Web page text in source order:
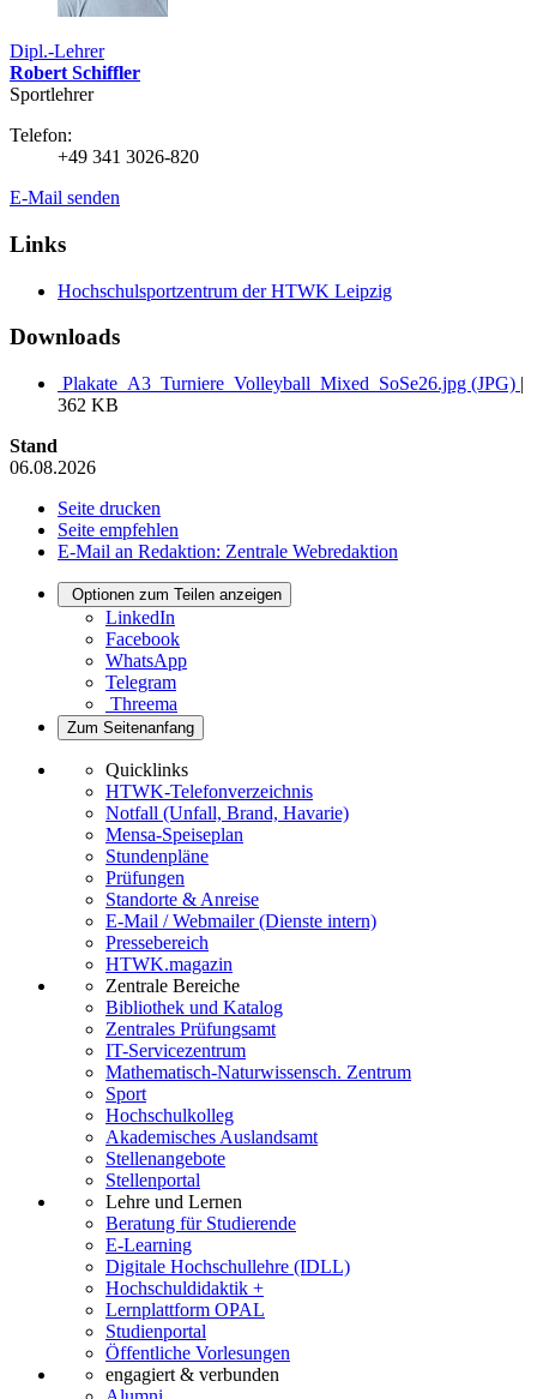
Dipl.-Lehrer
Robert Schiffler
Sportlehrer
Telefon:
+49 341 3026-820
E-Mail senden
Links
Hochschulsportzentrum der HTWK Leipzig
Downloads
Plakate_A3_Turniere_Volleyball_Mixed_SoSe26.jpg (JPG) |
362 KB
Stand
06.08.2026
Seite drucken
Seite empfehlen
E-Mail an Redaktion: Zentrale Webredaktion
Optionen zum Teilen anzeigen
LinkedIn
Facebook
WhatsApp
Telegram
Threema
Zum Seitenanfang
Quicklinks
HTWK-Telefonverzeichnis
Notfall (Unfall, Brand, Havarie)
Mensa-Speiseplan
Stundenpläne
Prüfungen
Standorte & Anreise
E-Mail / Webmailer (Dienste intern)
Pressebereich
HTWK.magazin
Zentrale Bereiche
Bibliothek und Katalog
Zentrales Prüfungsamt
IT-Servicezentrum
Mathematisch-Naturwissensch. Zentrum
Sport
Hochschulkolleg
Akademisches Auslandsamt
Stellenangebote
Stellenportal
Lehre und Lernen
Beratung für Studierende
E-Learning
Digitale Hochschullehre (IDLL)
Hochschuldidaktik +
Lernplattform OPAL
Studienportal
Öffentliche Vorlesungen
engagiert & verbunden